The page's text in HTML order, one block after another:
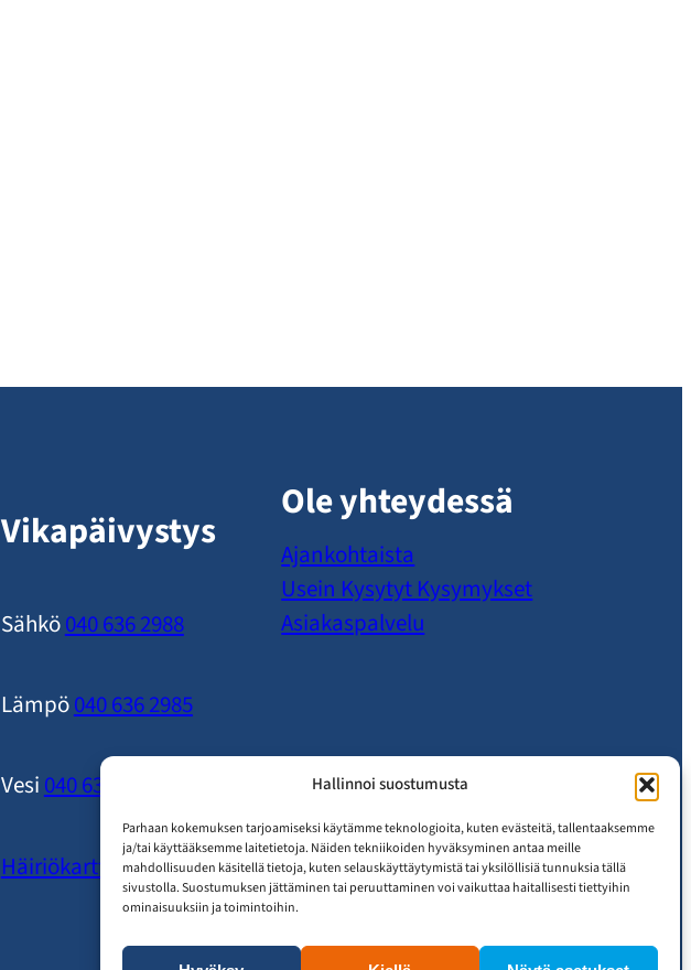
Hallinnoi suostumusta
Parhaan kokemuksen tarjoamiseksi käytämme teknologioita, kuten evästeitä, tallentaaksemme
ja/tai käyttääksemme laitetietoja. Näiden tekniikoiden hyväksyminen antaa meille
mahdollisuuden käsitellä tietoja, kuten selauskäyttäytymistä tai yksilöllisiä tunnuksia tällä
sivustolla. Suostumuksen jättäminen tai peruuttaminen voi vaikuttaa haitallisesti tiettyihin
ominaisuuksiin ja toimintoihin.
Vikapäivystys
Sähkö040 636 2988
Lämpö040 636 2985
Vesi 040 636 2989
Häiriökartta
Ole yhteydessä
Ajankohtaista
Usein Kysytyt Kysymykset
Asiakaspalvelu